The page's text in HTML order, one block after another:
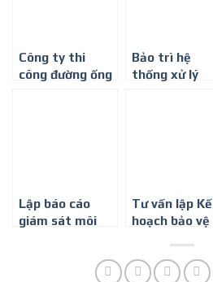
Công ty thi
công đường ống
Bảo trì hệ
thống xử lý
Lập báo cáo
giám sát môi
tại Bình Dương
Tư vấn lập Kế
hoạch bảo vệ